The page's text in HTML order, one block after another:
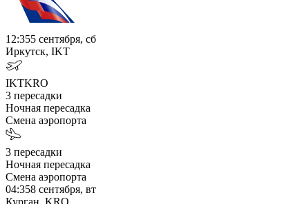
12:355 сентября, сб
Иркутск, IKT
IKTKRO
3 пересадки
Ночная пересадка
Смена аэропорта
3 пересадки
Ночная пересадка
Смена аэропорта
04:358 сентября, вт
Курган, KRO